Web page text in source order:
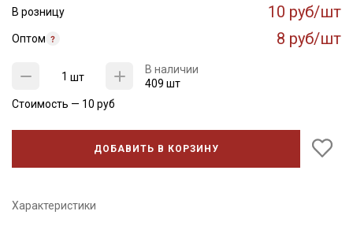
В розницу 10 руб/шт
Оптом 8 руб/шт
шт
В наличии
409 шт
Стоимость — 10 руб
ДОБАВИТЬ В КОРЗИНУ
Характеристики
Секретная рассылка от Купава